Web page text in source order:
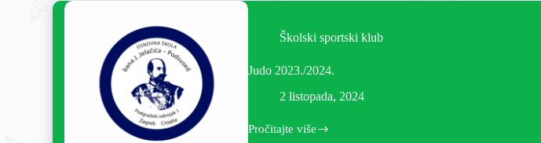
Školski sportski klub
Judo 2023./2024.
2 listopada, 2024
Pročitajte više